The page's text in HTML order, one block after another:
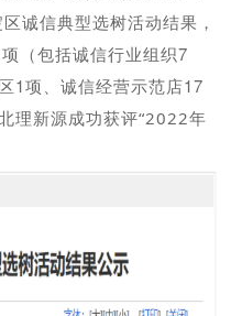
诚信典型选树活动结果，
（包括诚信行业组织7
1项、诚信经营示范店17
北理新源成功获评“2022年